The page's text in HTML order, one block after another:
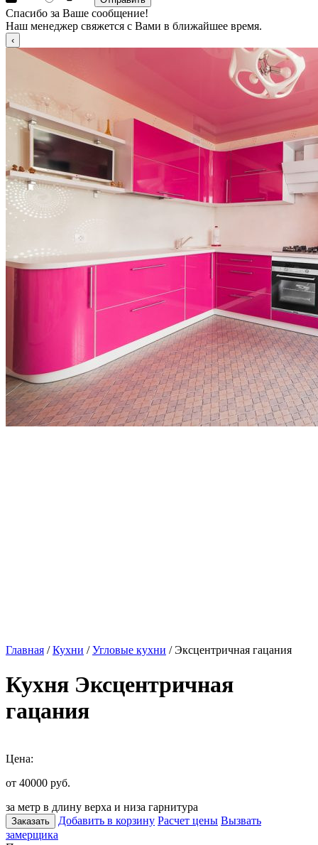
Спасибо за Ваше сообщение!
Наш менеджер свяжется с Вами в ближайшее время.
Главная /Кухни /Угловые кухни / Эксцентричная гацания
Кухня Эксцентричная
гацания
Цена:
от 40000 руб.
за метр в длину верха и низа гарнитура
Заказать Добавить в корзину Расчет цены Вызвать
замерщика